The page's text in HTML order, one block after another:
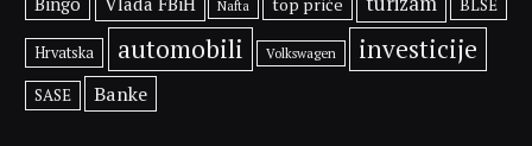
Nafta BLSE
Hrvatska automobili Volkswagen investicije
SASE Banke